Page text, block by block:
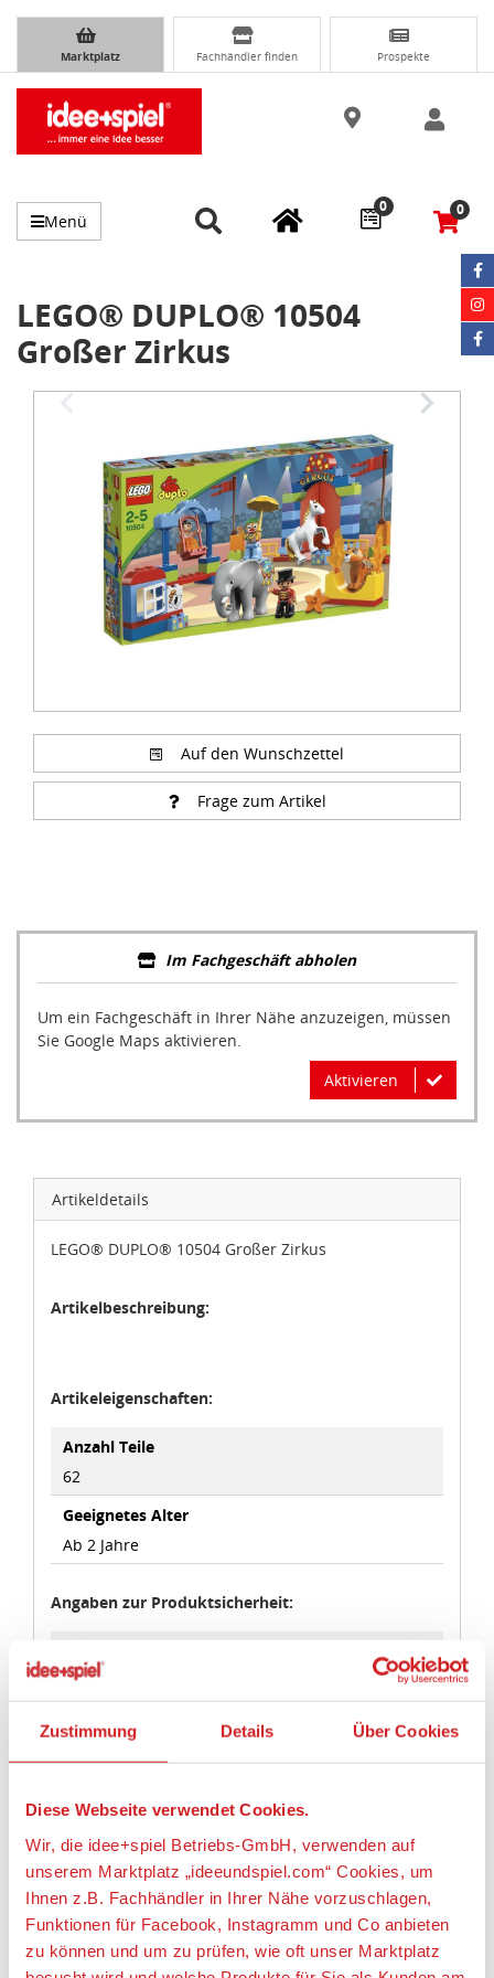
Zustimmung Details Über Cookies
Diese Webseite verwendet Cookies.
Wir, die idee+spiel Betriebs-GmbH, verwenden auf
unserem Marktplatz „ideeundspiel.com“ Cookies, um
Ihnen z.B. Fachhändler in Ihrer Nähe vorzuschlagen,
Funktionen für Facebook, Instagramm und Co anbieten
zu können und um zu prüfen, wie oft unser Marktplatz
Marktplatz Fachhändler finden Prospekte
Menü
0 0
LEGO® DUPLO® 10504
Großer Zirkus
Auf den Wunschzettel
Frage zum Artikel
Im Fachgeschäft abholen
Um ein Fachgeschäft in Ihrer Nähe anzuzeigen, müssen
Sie Google Maps aktivieren.
Aktivieren
Artikeldetails
LEGO® DUPLO® 10504 Großer Zirkus
Artikelbeschreibung:
Artikeleigenschaften:
Anzahl Teile
62
Geeignetes Alter
Ab 2 Jahre
Angaben zur Produktsicherheit:
LEGO System A/S, Aastvej 1, 7190 Billund,
Dänemark, https://www.lego.com,
privacy.officer@LEGO.com
LEGO® DUPLO®